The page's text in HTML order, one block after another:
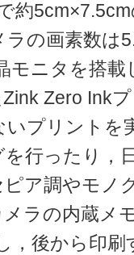
約
の画素数は
モニタを搭載
Zero Ink
プリントを
行ったり，
ア調やモノ
ラの内蔵メ
，後から印刷